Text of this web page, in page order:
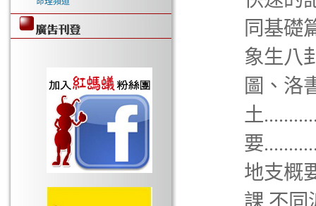
同基礎
象生八
圖、洛
土
要
地支概
課 不同